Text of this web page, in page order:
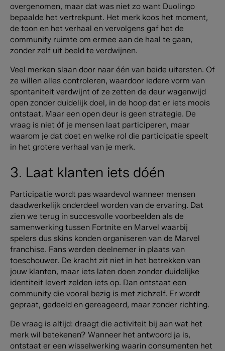
overgenomen, maar dat was niet zo want Duolingo
bepaalde het vertrekpunt. Het merk koos het moment,
de toon en het verhaal en vervolgens gaf het de
community ruimte om ermee aan de haal te gaan,
zonder zelf uit beeld te verdwijnen.
Veel merken slaan door naar één van beide uitersten. Of
ze willen alles controleren, waardoor iedere vorm van
spontaniteit verdwijnt of ze zetten de deur wagenwijd
open zonder duidelijk doel, in de hoop dat er iets moois
ontstaat. Maar een open deur is geen strategie. De
vraag is niet óf je mensen laat participeren, maar
waarom je dat doet en welke rol die participatie speelt
in het grotere verhaal van je merk.
3. Laat klanten iets dóén
Participatie wordt pas waardevol wanneer mensen
daadwerkelijk onderdeel worden van de ervaring. Dat
zien we terug in succesvolle voorbeelden als de
samenwerking tussen Fortnite en Marvel waarbij
spelers dus skins konden organiseren van de Marvel
franchise. Fans werden deelnemer in plaats van
toeschouwer. De kracht zit niet in het betrekken van
jouw klanten, maar iets laten doen zonder duidelijke
identiteit levert zelden iets op. Dan ontstaat een
community die vooral bezig is met zichzelf. Er wordt
gepraat, gedeeld en gereageerd, maar zonder richting.
De vraag is altijd: draagt die activiteit bij aan wat het
merk wil betekenen? Wanneer het antwoord ja is,
ontstaat er een wisselwerking waarin consumenten het